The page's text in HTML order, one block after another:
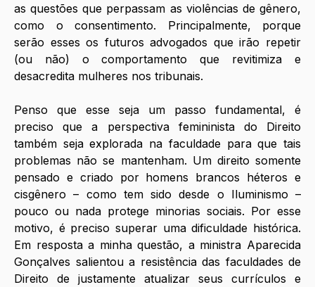
as questões que perpassam as violências de gênero,
como o consentimento. Principalmente, porque
serão esses os futuros advogados que irão repetir
(ou não) o comportamento que revitimiza e
desacredita mulheres nos tribunais.
Penso que esse seja um passo fundamental, é
preciso que a perspectiva femininista do Direito
também seja explorada na faculdade para que tais
problemas não se mantenham. Um direito somente
pensado e criado por homens brancos héteros e
cisgênero – como tem sido desde o Iluminismo –
pouco ou nada protege minorias sociais. Por esse
motivo, é preciso superar uma dificuldade histórica.
Em resposta a minha questão, a ministra Aparecida
Gonçalves salientou a resistência das faculdades de
Direito de justamente atualizar seus currículos e